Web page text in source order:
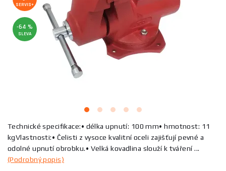
SERVIS+
-64 %
SLEVA
Technické specifikace:• délka upnutí: 100 mm• hmotnost: 11
kgVlastnosti:• Čelisti z vysoce kvalitní oceli zajišťují pevné a
odolné upnutí obrobku.• Velká kovadlina slouží k tváření ...
(Podrobný popis)